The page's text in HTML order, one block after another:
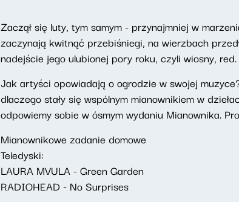
Zaczął się luty, tym samym - przynajmniej w
zaczynają kwitnąć przebiśniegi, na wierzbach
nadejście jego ulubionej pory roku, czyli wiosny,
Jak artyści opowiadają o ogrodzie w swojej
dlaczego stały się wspólnym mianownikiem w
odpowiemy sobie w ósmym wydaniu Mianownika.
Mianownikowe zadanie domowe
Teledyski:
LAURA MVULA - Green Garden
RADIOHEAD - No Surprises